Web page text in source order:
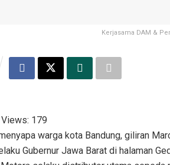
Kerjasama DAM &
179
warga kota Bandung, giliran
Gubernur Jawa Barat di halaman